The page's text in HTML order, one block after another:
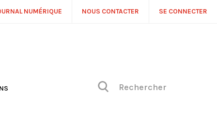
NUMÉRIQUE NOUS CONTACTER SE CONNECTER